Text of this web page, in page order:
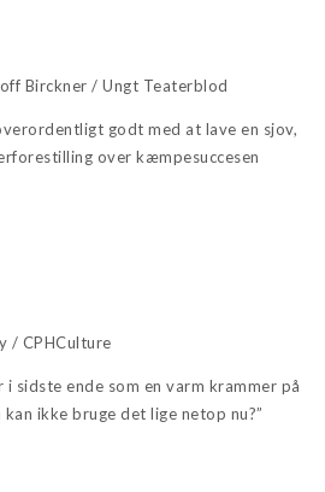
Birckner / Ungt Teaterblod
godt med at lave en sjov,
over kæmpesuccesen
/ CPHCulture
i sidste ende som en varm krammer på
ikke bruge det lige netop nu?”